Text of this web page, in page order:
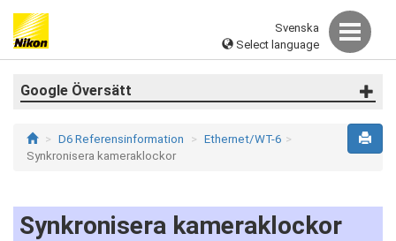
Svenska
Select language
Google Översätt
D6 Referensinformation
Ethernet/WT-6
Synkronisera kameraklockor
Synkronisera kameraklockor